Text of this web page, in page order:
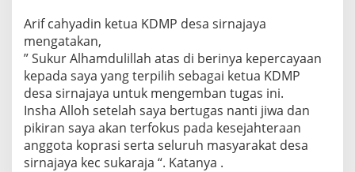
Arif cahyadin ketua KDMP desa sirnajaya
mengatakan,
” Sukur Alhamdulillah atas di berinya kepercayaan
kepada saya yang terpilih sebagai ketua KDMP
desa sirnajaya untuk mengemban tugas ini.
Insha Alloh setelah saya bertugas nanti jiwa dan
pikiran saya akan terfokus pada kesejahteraan
anggota koprasi serta seluruh masyarakat desa
sirnajaya kec sukaraja “. Katanya .